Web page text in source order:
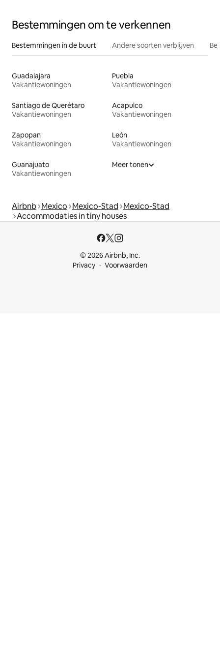
Bestemmingen om te verkennen
Bestemmingen in de buurt Andere soorten verblijven
Guadalajara
Vakantiewoningen
Puebla
Vakantiewoningen
Santiago de Querétaro
Vakantiewoningen
Acapulco
Vakantiewoningen
Zapopan
Vakantiewoningen
León
Vakantiewoningen
Guanajuato
Vakantiewoningen
Meer tonen
Airbnb Mexico Mexico-Stad Mexico-Stad
Accommodaties in tiny houses
© 2026 Airbnb, Inc.
Privacy
Voorwaarden